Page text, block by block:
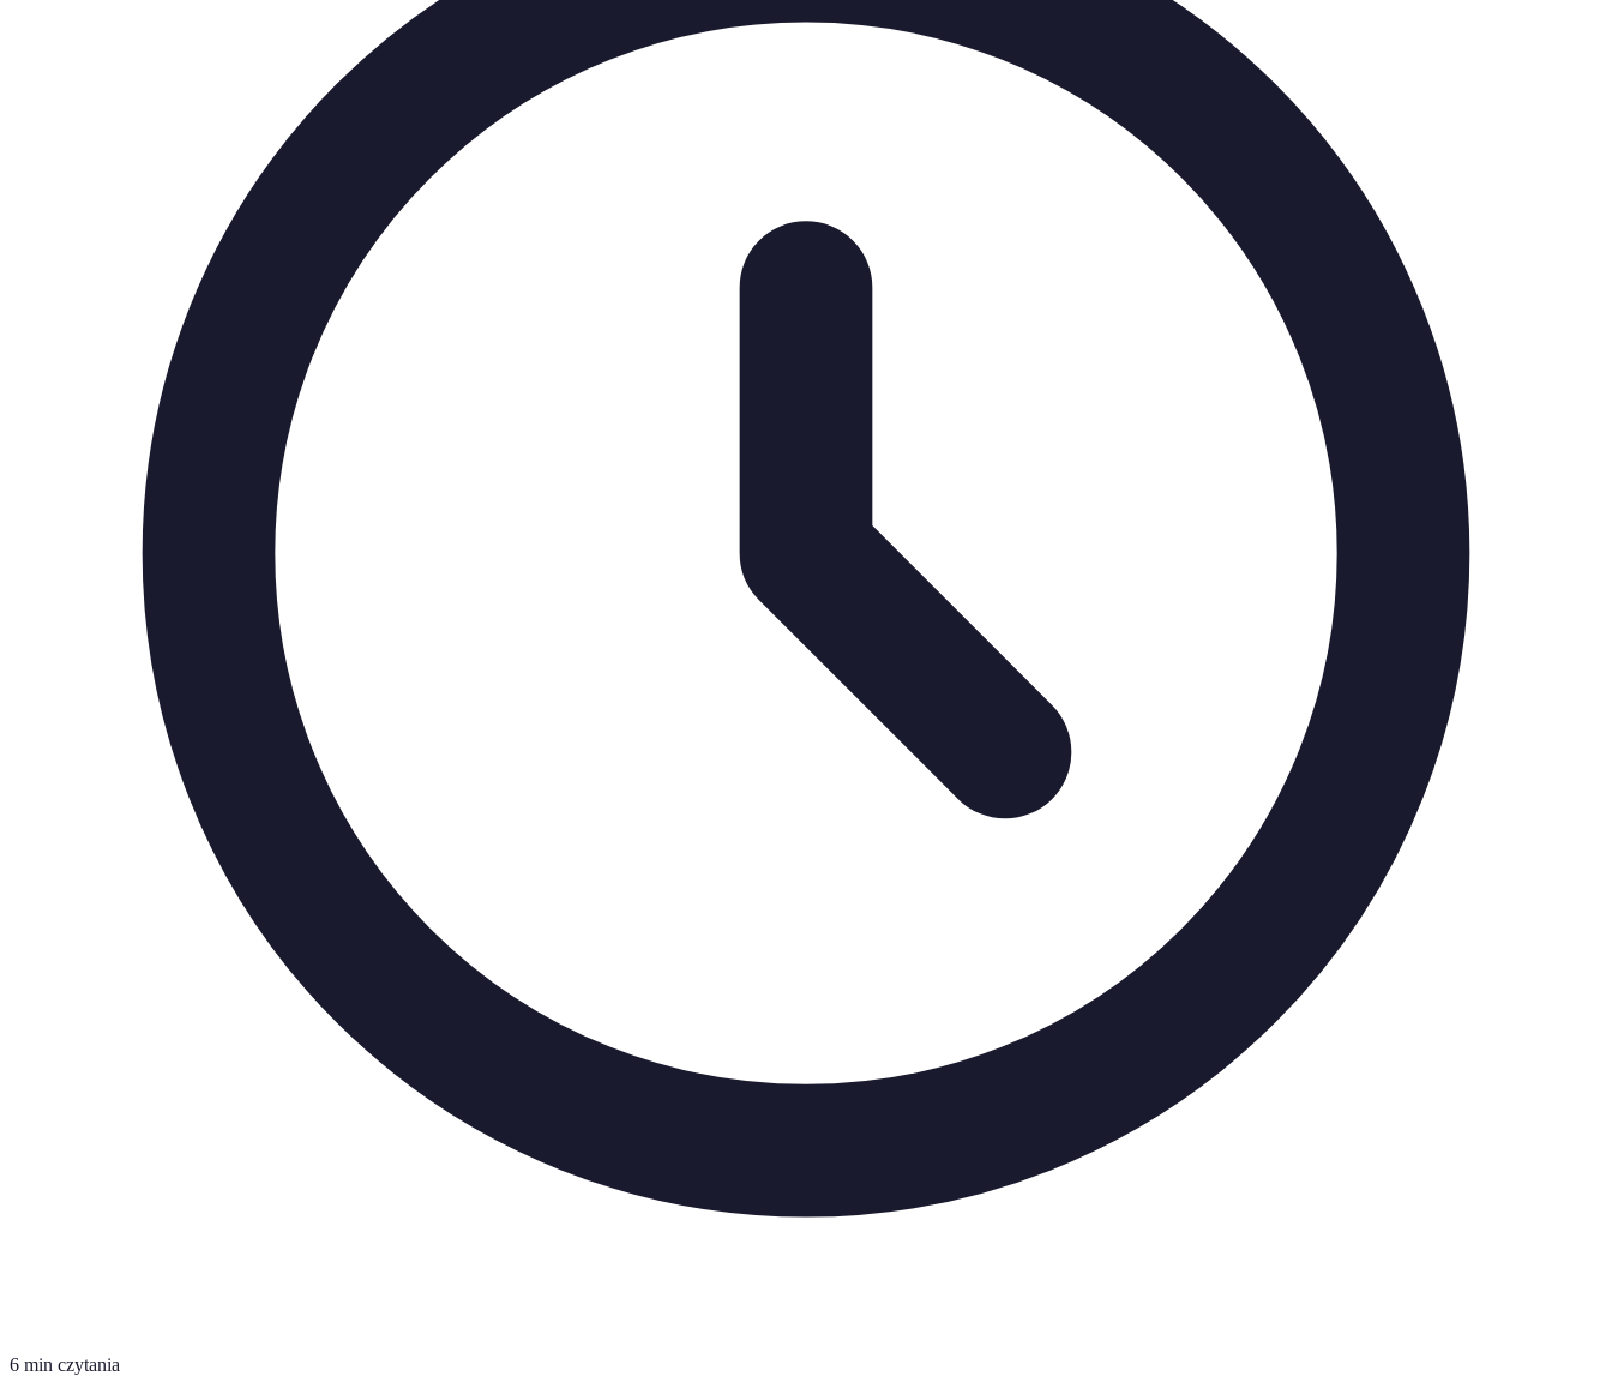
6 min czytania